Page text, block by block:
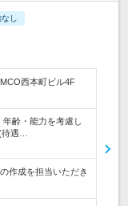
し
西本町ビル4F
齢・能力を考慮し
遇…
作成を担当いただき